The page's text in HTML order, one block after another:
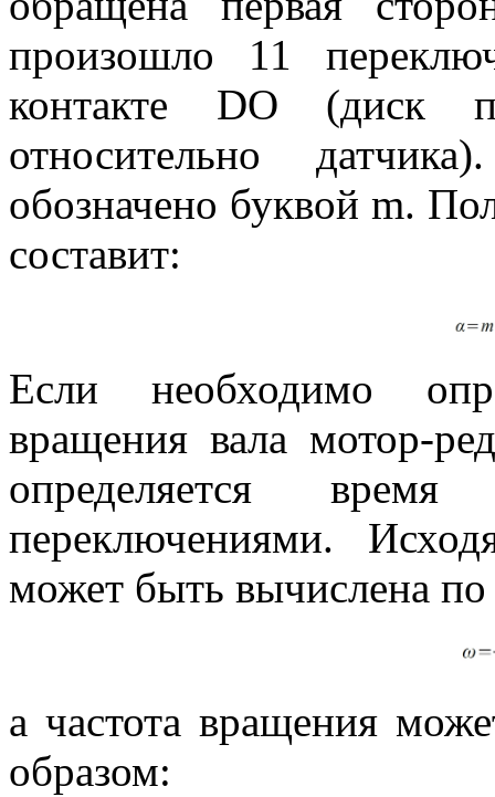
произошло 11
контакте DO (диск
относительно
обозначено буквой m.
составит:
Если необходимо
вращения вала мотор-
определяется
переключениями.
может быть вычислена
а частота вращения
образом: